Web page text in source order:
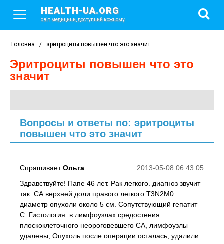
HEALTH-UA.ORG
світ медицини, доступний кожному
Головна / эритроциты повышен что это значит
эритроциты повышен что это
значит
Вопросы и ответы по: эритроциты
повышен что это значит
2013-05-08 06:43:05
СпрашиваетОльга:
Здравствуйте! Папе 46 лет. Рак легкого. диагноз звучит
так: СА верхней доли правого легкого Т3N2M0.
диаметр опухоли около 5 см. Сопутствующий гепатит
С. Гистология: в лимфоузлах средостения
плоскоклеточного неороговевшего СА, лимфоузлы
удалены, Опухоль после операции осталась, удалили